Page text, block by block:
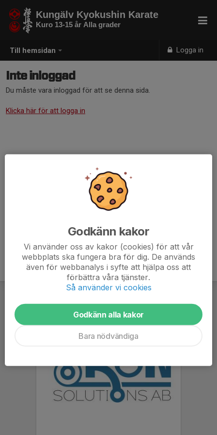
Till hemsidan Logga in
Kungälv Kyokushin Karate
Kuro 13-15 år Alla grader
Inte inloggad
Du måste vara inloggad för att se denna sida.
Klicka här för att logga in
Godkänn kakor
Vi använder oss av kakor (cookies) för att vår
webbplats ska fungera bra för dig. De används
även för webbanalys i syfte att hjälpa oss att
förbättra våra tjänster.
Så använder vi cookies
Godkänn alla kakor
Bara nödvändiga